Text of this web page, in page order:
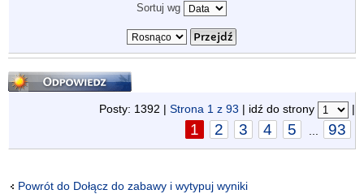
Sortuj wg
Odpowiedz
Posty: 1392 | Strona 1 z 93 | idź do strony |
1 2 3 4 5 93
Powrót do Dołącz do zabawy i wytypuj wyniki